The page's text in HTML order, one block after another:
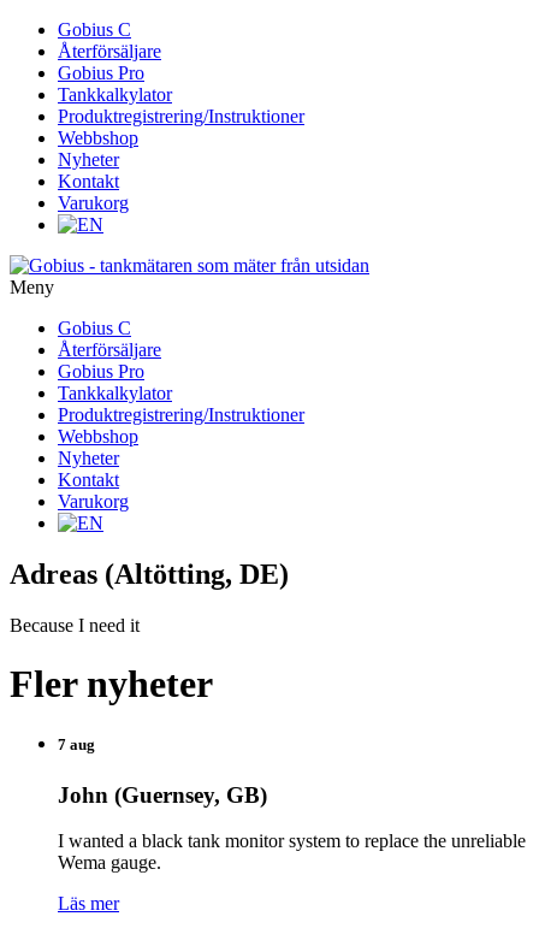
vidare
innehåll
Gobius C
Återförsäljare
Gobius Pro
Tankkalkylator
Produktregistrering/Instruktioner
Webbshop
Nyheter
Kontakt
Varukorg
Meny
vidare
innehåll
Gobius C
Återförsäljare
Gobius Pro
Tankkalkylator
Produktregistrering/Instruktioner
Webbshop
Nyheter
Kontakt
Varukorg
Adreas (Altötting, DE)
Because I need it
Fler nyheter
7 aug
John (Guernsey, GB)
I wanted a black tank monitor system to replace the unreliable
Wema gauge.
Läs mer